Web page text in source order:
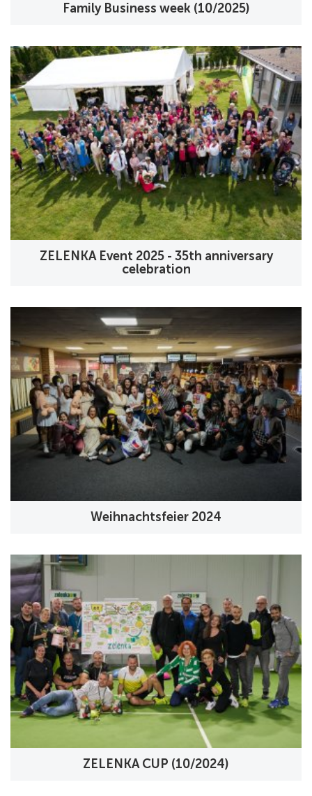
Family Business week (10/2025)
ZELENKA Event 2025 - 35th anniversary
celebration
Weihnachtsfeier 2024
ZELENKA CUP (10/2024)